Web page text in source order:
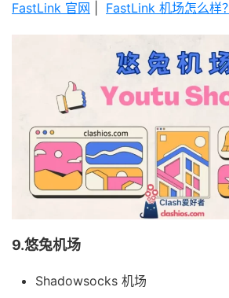
FastLink 官网 FastLink 机场怎么样？
9.悠兔机场
Shadowsocks 机场